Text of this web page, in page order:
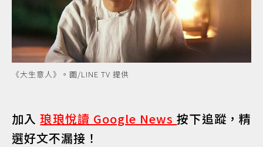
《大生意人》。圖/LINE TV 提供
加入琅琅悅讀 Google News按下追蹤，精
選好文不漏接！